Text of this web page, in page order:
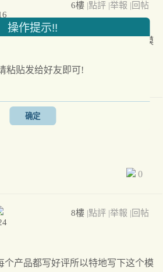
6樓 |點評 |举報 |回帖
个产品都写好评所以特地写下这个模
涨积分，现在
0
8樓 |點評 |举報 |回帖
个产品都写好评所以特地写下这个模
操作提示!!
粘贴发给好友即可!
确定